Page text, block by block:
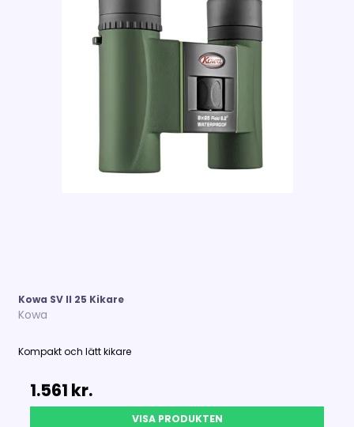
Kowa SV II 25 Kikare
Kowa
Kompakt och lätt kikare
1.561 kr.
VISA PRODUKTEN